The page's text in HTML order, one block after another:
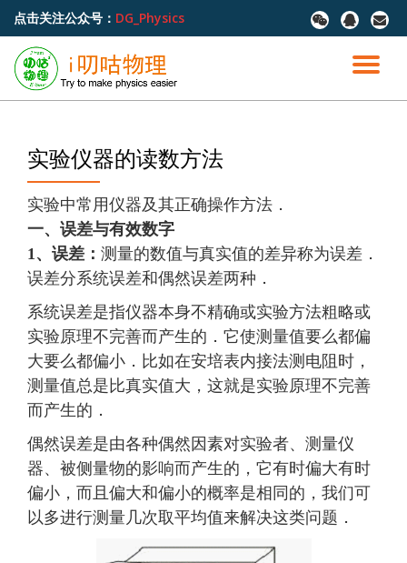
容
点击关注公众号： DG_Physics
fa-
wechat
fa-
qq
fa-
切
实验仪器的读数方法
实验中常用仪器及其正确操作方法．
一、误差与有效数字
1、误差： 测量的数值与真实值的差异称为误差．
误差分系统误差和偶然误差两种．
系统误差是指仪器本身不精确或实验方法粗略或
实验原理不完善而产生的．它使测量值要么都偏
大要么都偏小．比如在安培表内接法测电阻时，
测量值总是比真实值大，这就是实验原理不完善
而产生的．
偶然误差是由各种偶然因素对实验者、测量仪
器、被侧量物的影响而产生的，它有时偏大有时
偏小，而且偏大和偏小的概率是相同的，我们可
以多进行测量几次取平均值来解决这类问题．